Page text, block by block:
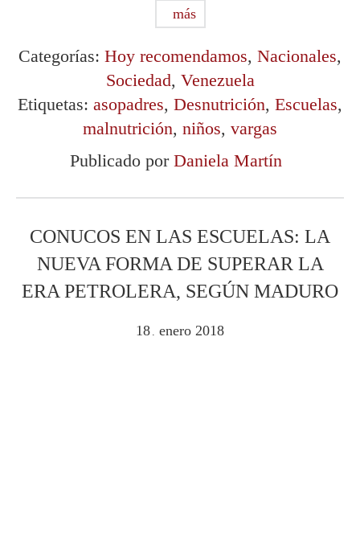
más
Categorías: Hoy recomendamos, Nacionales,
Sociedad, Venezuela
Etiquetas: asopadres, Desnutrición, Escuelas,
malnutrición, niños, vargas
Publicado por Daniela Martín
CONUCOS EN LAS ESCUELAS: LA
NUEVA FORMA DE SUPERAR LA
ERA PETROLERA, SEGÚN MADURO
18 . enero 2018